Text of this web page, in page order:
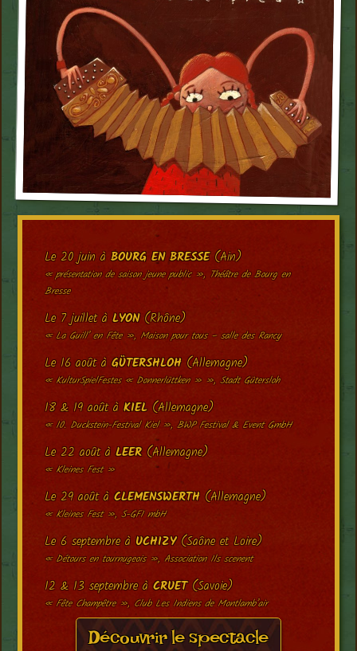
Le 20 juin àBOURG EN BRESSE(Ain)
« présentation de saison jeune public », Théâtre de Bourg en
Bresse
Le 7 juillet àLYON(Rhône)
« La Guill’ en Fête », Maison pour tous – salle des Rancy
Le 16 août àGÜTERSHLOH(Allemagne)
« KulturSpielFestes « Donnerlüttken » », Stadt Gütersloh
18 & 19 août àKIEL(Allemagne)
« 10. Duckstein-Festival Kiel », BWP Festival & Event GmbH
Le 22 août àLEER(Allemagne)
« Kleines Fest »
Le 29 août àCLEMENSWERTH(Allemagne)
« Kleines Fest », S-GFI mbH
Le 6 septembre à UCHIZY(Saône et Loire)
« Détours en tournugeois », Association Ils scenent
12 & 13 septembre àCRUET(Savoie)
« Fête Champêtre », Club Les Indiens de Montlamb’air
Découvrir le spectacle